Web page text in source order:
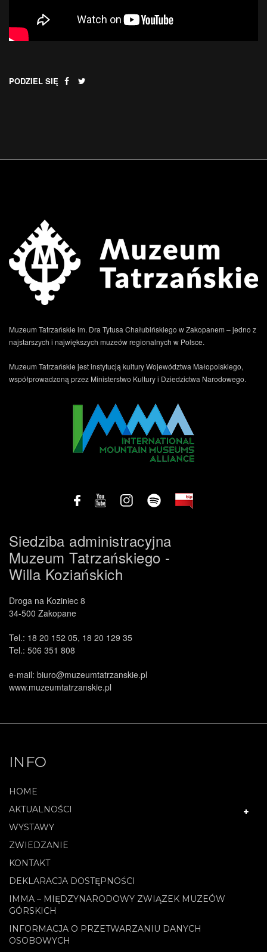
PODZIEL SIĘ
Muzeum Tatrzańskie im. Dra Tytusa Chałubińskiego w Zakopanem – jedno z
najstarszych i największych muzeów regionalnych w Polsce.
Muzeum Tatrzańskie jest instytucją kultury Województwa Małopolskiego,
współprowadzoną przez Ministerstwo Kultury i Dziedzictwa Narodowego.
Siedziba administracyjna
Muzeum Tatrzańskiego -
Willa Koziańskich
Droga na Koziniec 8
34-500 Zakopane
Tel.: 18 20 152 05, 18 20 129 35
Tel.: 506 351 808
e-mail: biuro@muzeumtatrzanskie.pl
www.muzeumtatrzanskie.pl
INFO
HOME
AKTUALNOŚCI
WYSTAWY
ZWIEDZANIE
KONTAKT
DEKLARACJA DOSTĘPNOŚCI
IMMA – MIĘDZYNARODOWY ZWIĄZEK MUZEÓW
GÓRSKICH
INFORMACJA O PRZETWARZANIU DANYCH
OSOBOWYCH